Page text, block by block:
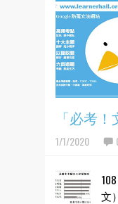
「必考
1/1/2020
文